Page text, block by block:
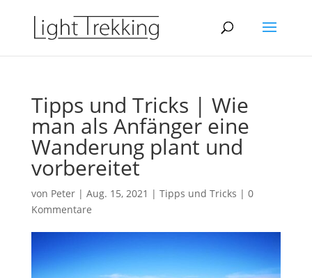
Tipps und Tricks | Wie
man als Anfänger eine
Wanderung plant und
vorbereitet
von Peter| Aug. 15, 2021 | Tipps und Tricks | 0
Kommentare